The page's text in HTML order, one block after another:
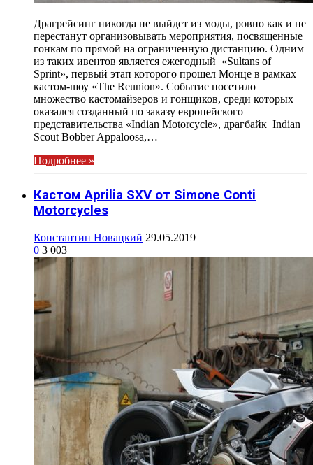
Драгрейсинг никогда не выйдет из моды, ровно как и не
перестанут организовывать мероприятия, посвященные
гонкам по прямой на ограниченную дистанцию. Одним
из таких ивентов является ежегодный «Sultans of
Sprint», первый этап которого прошел Монце в рамках
кастом-шоу «The Reunion». Событие посетило
множество кастомайзеров и гонщиков, среди которых
оказался созданный по заказу европейского
представительства «Indian Motorcycle», драгбайк Indian
Scout Bobber Appaloosa,…
Подробнее »
Кастом Aprilia SXV от Simone Conti
Motorcycles
Константин Новацкий 29.05.2019
0 3 003